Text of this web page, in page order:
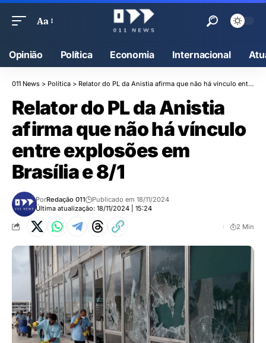
Aa
Opinião Política Economia Internacional
011 News > Política > Relator do PL da Anistia afirma que não há vínculo entre explosões em Brasília e 8/1
Relator do PL da Anistia
afirma que não há vínculo
entre explosões em
Brasília e 8/1
Última atualização: 18/11/2024 | 15:24
PorRedação 011 Publicado em 18/11/2024
2 Min